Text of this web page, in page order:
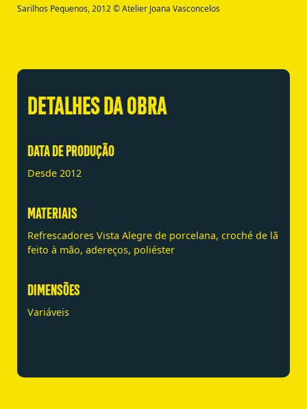
Sarilhos Pequenos, 2012 © Atelier Joana Vasconcelos
DETALHES DA OBRA
DATA DE PRODUÇÃO
Desde 2012
MATERIAIS
Refrescadores Vista Alegre de porcelana, croché de lã
feito à mão, adereços, poliéster
DIMENSÕES
Variáveis